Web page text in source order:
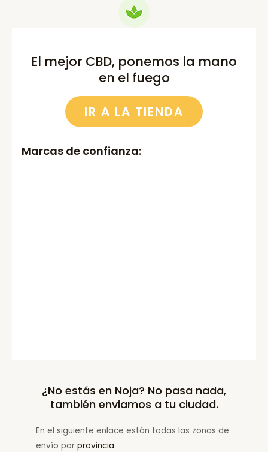
El mejor CBD, ponemos la mano
en el fuego
IR A LA TIENDA
Marcas de confianza:
¿No estás en Noja? No pasa nada,
también enviamos a tu ciudad.
En el siguiente enlace están todas las zonas de
envío por provincia.